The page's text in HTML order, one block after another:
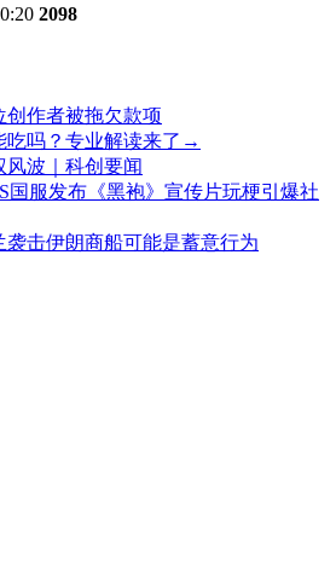
2098
作者被拖欠款项
吃吗？专业解读来了→
波｜科创要闻
国服发布《黑袍》宣传片玩梗引爆社
袭击伊朗商船可能是蓄意行为